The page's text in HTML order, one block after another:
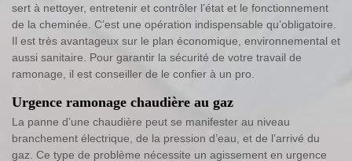
sert à nettoyer, entretenir et contrôler l’état et le fonctionnement
de la cheminée. C’est une opération indispensable qu’obligatoire.
Il est très avantageux sur le plan économique, environnemental et
aussi sanitaire. Pour garantir la sécurité de votre travail de
ramonage, il est conseiller de le confier à un pro.
Urgence ramonage chaudière au gaz
La panne d’une chaudière peut se manifester au niveau
branchement électrique, de la pression d’eau, et de l’arrivé du
gaz. Ce type de problème nécessite un agissement en urgence